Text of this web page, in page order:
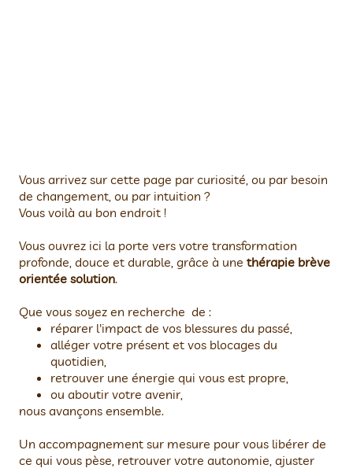
Vous arrivez sur cette page par curiosité, ou par besoin
de changement, ou par intuition ?
Vous voilà au bon endroit !
Vous ouvrez ici la porte vers votre transformation
profonde, douce et durable, grâce à une thérapie brève
orientée solution.
Que vous soyez en recherche de :
réparer l'impact de vos blessures du passé,
alléger votre présent et vos blocages du
quotidien,
retrouver une énergie qui vous est propre,
ou aboutir votre avenir,
nous avançons ensemble.
Un accompagnement sur mesure pour vous libérer de
ce qui vous pèse, retrouver votre autonomie, ajuster